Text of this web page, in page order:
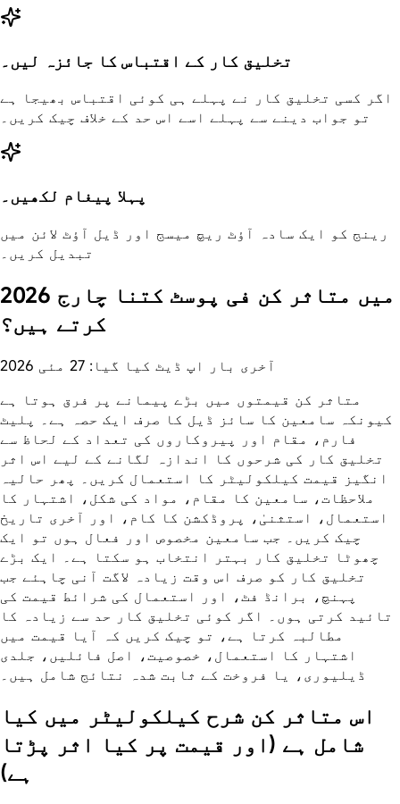
تخلیق کار کے اقتباس کا جائزہ لیں۔
اگر کسی تخلیق کار نے پہلے ہی کوئی اقتباس بھیجا ہے
تو جواب دینے سے پہلے اسے اس حد کے خلاف چیک کریں۔
پہلا پیغام لکھیں۔
رینج کو ایک سادہ آؤٹ ریچ میسج اور ڈیل آؤٹ لائن میں
تبدیل کریں۔
2026 میں متاثر کن فی پوسٹ کتنا چارج
کرتے ہیں؟
آخری بار اپ ڈیٹ کیا گیا: 27 مئی 2026
متاثر کن قیمتوں میں بڑے پیمانے پر فرق ہوتا ہے
کیونکہ سامعین کا سائز ڈیل کا صرف ایک حصہ ہے۔ پلیٹ
فارم، مقام اور پیروکاروں کی تعداد کے لحاظ سے
تخلیق کار کی شرحوں کا اندازہ لگانے کے لیے اس اثر
انگیز قیمت کیلکولیٹر کا استعمال کریں۔ پھر حالیہ
ملاحظات، سامعین کا مقام، مواد کی شکل، اشتہار کا
استعمال، استثنیٰ، پروڈکشن کا کام، اور آخری تاریخ
چیک کریں۔ جب سامعین مخصوص اور فعال ہوں تو ایک
چھوٹا تخلیق کار بہتر انتخاب ہو سکتا ہے۔ ایک بڑے
تخلیق کار کو صرف اس وقت زیادہ لاگت آنی چاہئے جب
پہنچ، برانڈ فٹ، اور استعمال کی شرائط قیمت کی
تائید کرتی ہوں۔ اگر کوئی تخلیق کار حد سے زیادہ کا
مطالبہ کرتا ہے، تو چیک کریں کہ آیا قیمت میں
اشتہار کا استعمال، خصوصیت، اصل فائلیں، جلدی
ڈیلیوری، یا فروخت کے ثابت شدہ نتائج شامل ہیں۔
اس متاثر کن شرح کیلکولیٹر میں کیا
شامل ہے (اور قیمت پر کیا اثر پڑتا
ہے)